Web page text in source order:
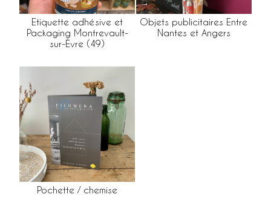
Etiquette adhésive et
Packaging Montrevault-
sur-Èvre (49)
Objets publicitaires Entre
Nantes et Angers
Pochette / chemise